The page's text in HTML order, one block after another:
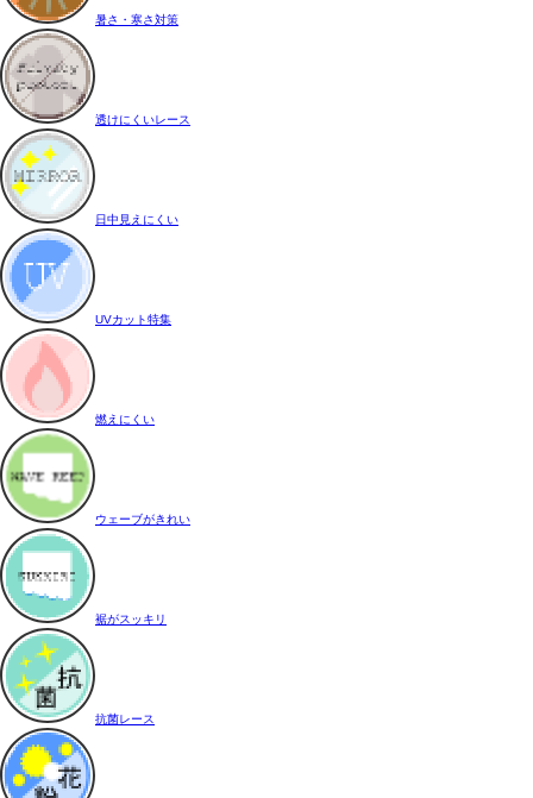
暑さ・寒さ対策
透けにくいレース
日中見えにくい
UVカット特集
燃えにくい
ウェーブがきれい
裾がスッキリ
抗菌レース